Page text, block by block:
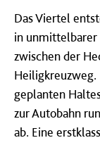
Das Viertel
in unmittelbarer
zwischen der
Heiligkreuzweg.
geplanten
zur Autobahn
ab. Eine